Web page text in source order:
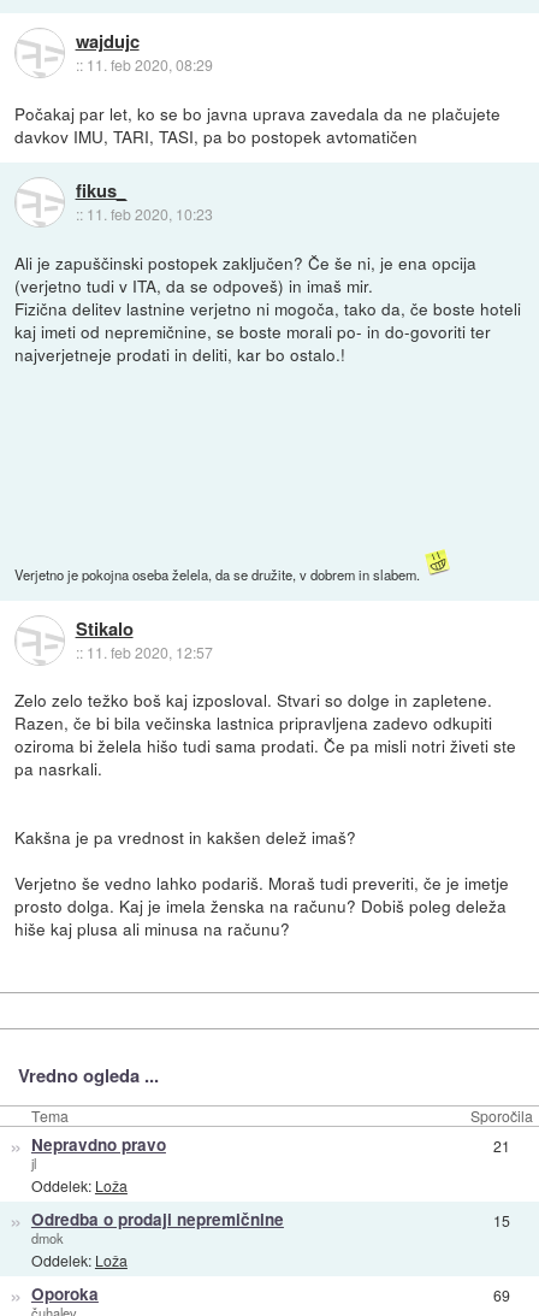
wajdujc
:: 11. feb 2020, 08:29
Počakaj par let, ko se bo javna uprava zavedala da ne plačujete
davkov IMU, TARI, TASI, pa bo postopek avtomatičen
fikus_
:: 11. feb 2020, 10:23
Ali je zapuščinski postopek zaključen? Če še ni, je ena opcija
(verjetno tudi v ITA, da se odpoveš) in imaš mir.
Fizična delitev lastnine verjetno ni mogoča, tako da, če boste hoteli
kaj imeti od nepremičnine, se boste morali po- in do-govoriti ter
najverjetneje prodati in deliti, kar bo ostalo.!
Verjetno je pokojna oseba želela, da se družite, v dobrem in slabem.
Stikalo
:: 11. feb 2020, 12:57
Zelo zelo težko boš kaj izposloval. Stvari so dolge in zapletene.
Razen, če bi bila večinska lastnica pripravljena zadevo odkupiti
oziroma bi želela hišo tudi sama prodati. Če pa misli notri živeti ste
pa nasrkali.
Kakšna je pa vrednost in kakšen delež imaš?
Verjetno še vedno lahko podariš. Moraš tudi preveriti, če je imetje
prosto dolga. Kaj je imela ženska na računu? Dobiš poleg deleža
hiše kaj plusa ali minusa na računu?
Vredno ogleda ...
Tema Sporočila
» Nepravdno pravo
jl
Oddelek: Loža
21
» Odredba o prodaji nepremičnine
dmok
Oddelek: Loža
15
» Oporoka
čuhalev
69